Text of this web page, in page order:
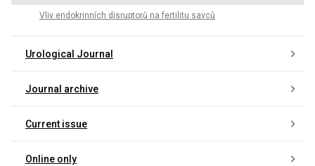
Vliv endokrinních disruptorů na fertilitu savců
Urological Journal
Journal archive
Current issue
Online only